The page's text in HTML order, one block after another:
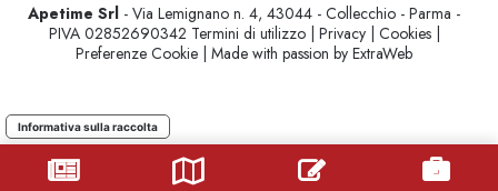
Apetime Srl - Via Lemignano n. 4, 43044 - Collecchio - Parma -
PIVA 02852690342 Termini di utilizzo| Privacy| Cookies|
Preferenze Cookie | Made with passion byExtraWeb
Informativa sulla raccolta